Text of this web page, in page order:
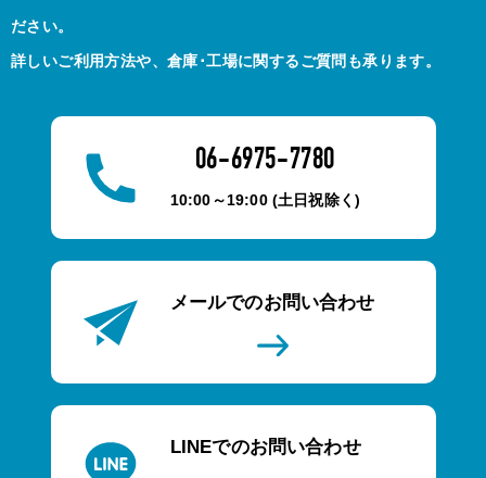
ださい。
詳しいご利用方法や、倉庫･工場に関するご質問も承ります。
06-6975-7780
10:00～19:00 (土日祝除く)
メールでのお問い合わせ
LINEでのお問い合わせ